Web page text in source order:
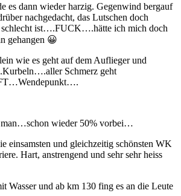
es dann wieder harzig. Gegenwind bergauf
nachgedacht, das Lutschen doch
schlecht ist….FUCK….hätte ich mich doch
gehangen 😀
wie es geht auf dem Auflieger und
Schmerz geht
man…schon wieder 50% vorbei…
einsamsten und gleichzeitig schönsten WK
Hart, anstrengend und sehr sehr heiss
Wasser und ab km 130 fing es an die Leute